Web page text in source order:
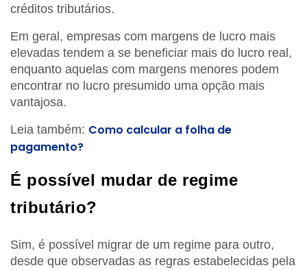
créditos tributários.
Em geral, empresas com margens de lucro mais
elevadas tendem a se beneficiar mais do lucro real,
enquanto aquelas com margens menores podem
encontrar no lucro presumido uma opção mais
vantajosa.
Leia também: Como calcular a folha de
pagamento?
É possível mudar de regime
tributário?
Sim, é possível migrar de um regime para outro,
desde que observadas as regras estabelecidas pela